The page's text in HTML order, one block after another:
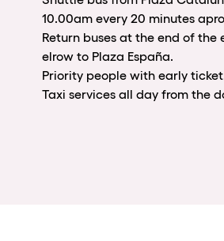
10.00am every 20 minutes
Return buses at the end of the
elrow to Plaza España.
Priority people with early ticket.
Taxi services all day from the